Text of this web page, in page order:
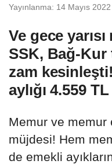
Yayınlanma: 14 Mayıs
Ve gece
SSK, Bağ-
zam
aylığı 4.559
Memur ve memur
müjdesi! Hem
de emekli